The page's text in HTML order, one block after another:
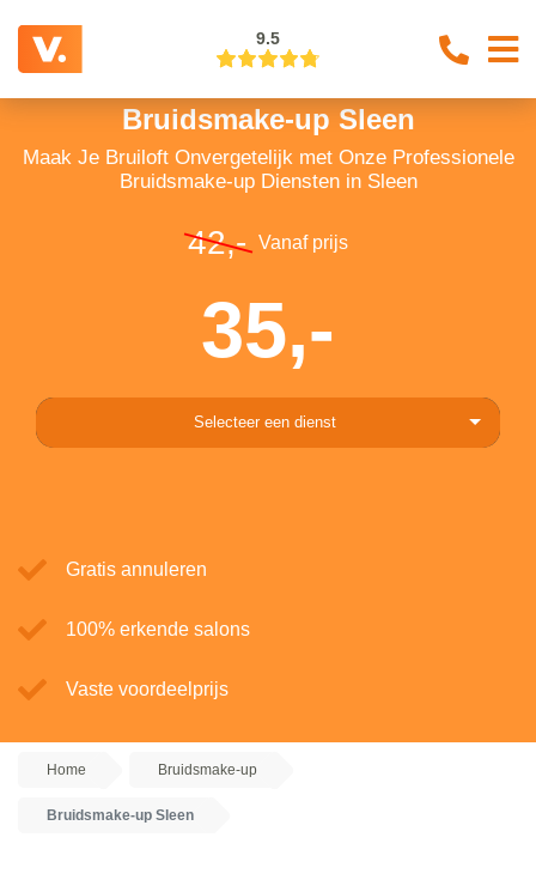
9.5
Bruidsmake-up Sleen
Maak Je Bruiloft Onvergetelijk met Onze Professionele
Bruidsmake-up Diensten in Sleen
42,- Vanaf prijs
35,-
Selecteer een dienst
Gratis annuleren
100% erkende salons
Vaste voordeelprijs
Home Bruidsmake-up
Bruidsmake-up Sleen